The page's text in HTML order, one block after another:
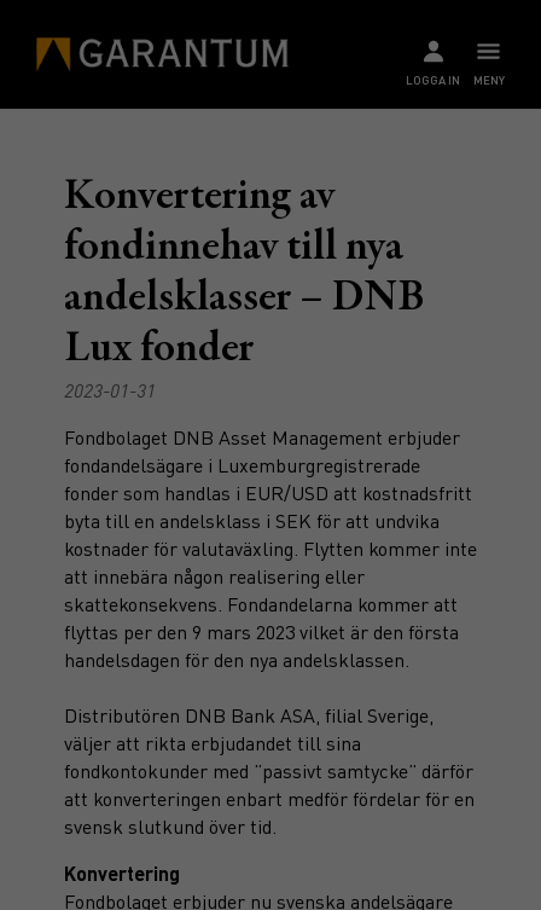
MENY
LOGGA IN
Konvertering av
fondinnehav till nya
andelsklasser – DNB
Lux fonder
2023-01-31
Fondbolaget DNB Asset Management erbjuder
fondandelsägare i Luxemburgregistrerade
fonder som handlas i EUR/USD att kostnadsfritt
byta till en andelsklass i SEK för att undvika
kostnader för valutaväxling. Flytten kommer inte
att innebära någon realisering eller
skattekonsekvens. Fondandelarna kommer att
flyttas per den 9 mars 2023 vilket är den första
handelsdagen för den nya andelsklassen.
Distributören DNB Bank ASA, filial Sverige,
väljer att rikta erbjudandet till sina
fondkontokunder med ”passivt samtycke” därför
att konverteringen enbart medför fördelar för en
svensk slutkund över tid.
Konvertering
Fondbolaget erbjuder nu svenska andelsägare